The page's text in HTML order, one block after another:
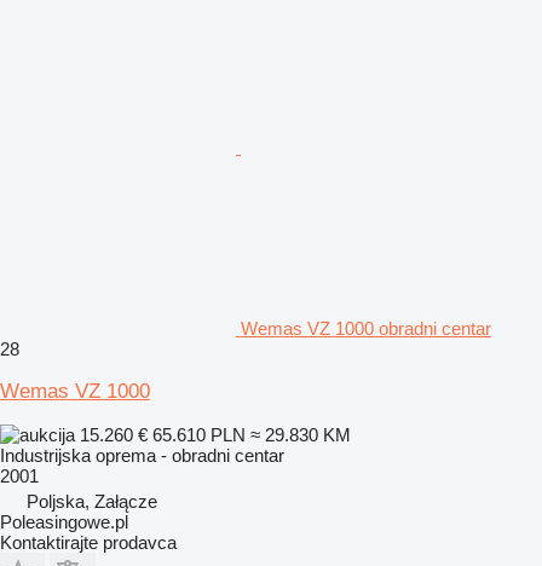
Wemas VZ 1000 obradni centar
28
Wemas VZ 1000
15.260 € 65.610 PLN ≈ 29.830 KM
Industrijska oprema - obradni centar
2001
Poljska, Załącze
Poleasingowe.pl
Kontaktirajte prodavca